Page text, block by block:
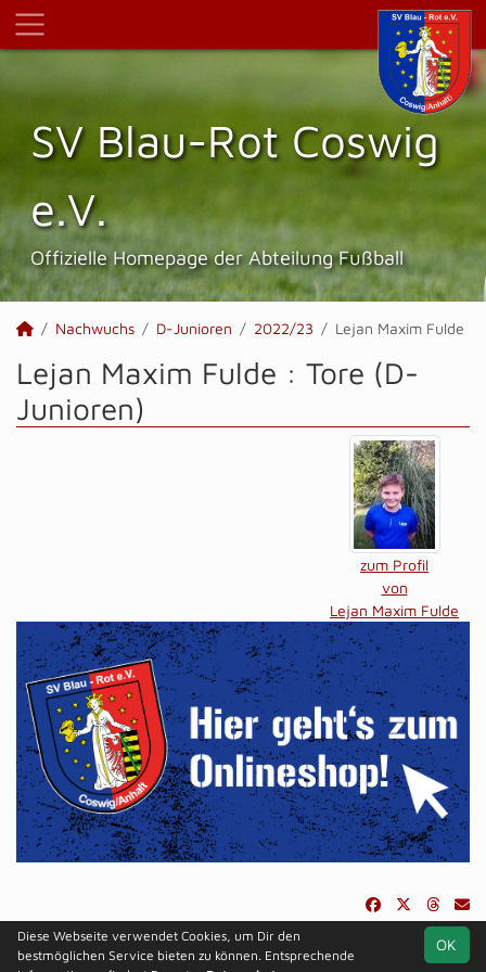
SV Blau-Rot Coswig
e.V.
Offizielle Homepage der Abteilung Fußball
Nachwuchs D-Junioren 2022/23 Lejan Maxim Fulde
Lejan Maxim Fulde : Tore (D-
Junioren)
zum Profil
von
Lejan Maxim Fulde
soccero.de OK
Diese Webseite verwendet Cookies, um Dir den
bestmöglichen Service bieten zu können. Entsprechende